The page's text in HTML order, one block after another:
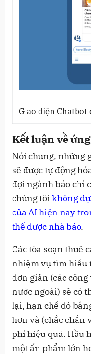
Giao diện Chatbot
Kết luận về
Nói chung, những
sẽ được tự động
đợi ngành báo chí
chúng tôi không
của AI hiện nay
thế được nhà báo.
Các tòa soạn thuê
nhiệm vụ tìm hiểu
đơn giản (các
nước ngoài) sẽ có
lại, hạn chế đó
hơn và (chắc chắn
phí hiệu quả. Hầu
một ấn phẩm lớn